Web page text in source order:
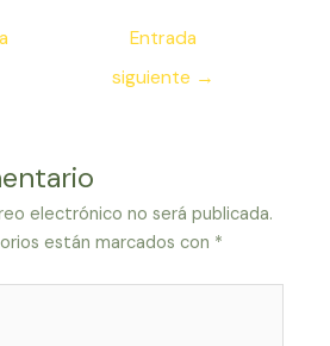
Entrada
siguiente →
electrónico no será publicada.
están marcados con *